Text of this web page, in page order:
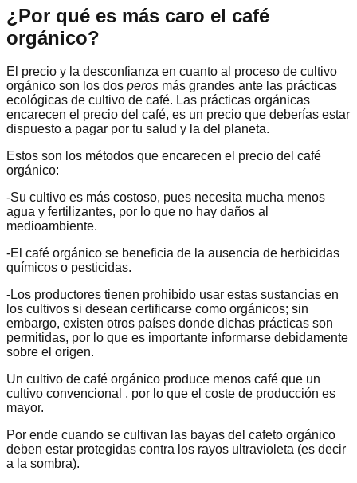
¿Por qué es más caro el café
orgánico?
El precio y la desconfianza en cuanto al proceso de cultivo
orgánico son los dos peros más grandes ante las prácticas
ecológicas de cultivo de café. Las prácticas orgánicas
encarecen el precio del café, es un precio que deberías estar
dispuesto a pagar por tu salud y la del planeta.
Estos son los métodos que encarecen el precio del café
orgánico:
-Su cultivo es más costoso, pues necesita mucha menos
agua y fertilizantes, por lo que no hay daños al
medioambiente.
-El café orgánico se beneficia de la ausencia de herbicidas
químicos o pesticidas.
-Los productores tienen prohibido usar estas sustancias en
los cultivos si desean certificarse como orgánicos; sin
embargo, existen otros países donde dichas prácticas son
permitidas, por lo que es importante informarse debidamente
sobre el origen.
Un cultivo de café orgánico produce menos café que un
cultivo convencional , por lo que el coste de producción es
mayor.
Por ende cuando se cultivan las bayas del cafeto orgánico
deben estar protegidas contra los rayos ultravioleta (es decir
a la sombra).